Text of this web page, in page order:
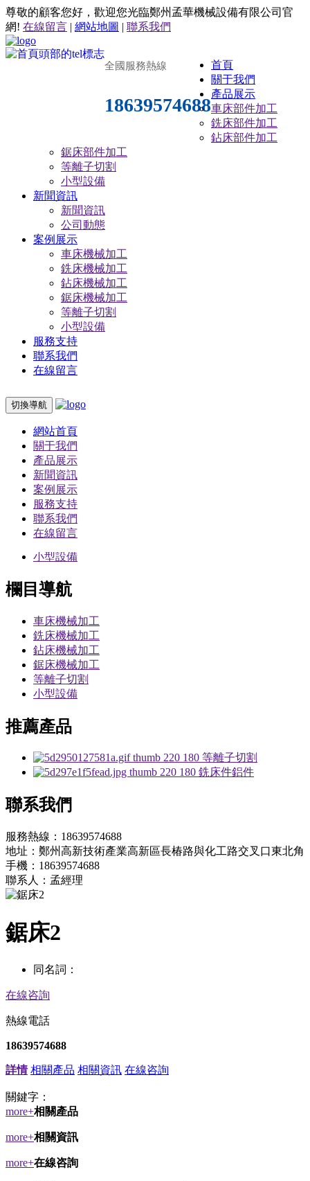
尊敬的顧客您好，歡迎您光臨鄭州孟華機械設備有限公司官
網! 在線留言 | 網站地圖 | 聯系我們
全國服務熱線
18639574688
首頁
關于我們
產品展示
車床部件加工
銑床部件加工
鉆床部件加工
鋸床部件加工
等離子切割
小型設備
新聞資訊
新聞資訊
公司動態
案例展示
車床機械加工
銑床機械加工
鉆床機械加工
鋸床機械加工
等離子切割
小型設備
服務支持
聯系我們
在線留言
切換導航
網站首頁
關于我們
產品展示
新聞資訊
案例展示
服務支持
聯系我們
在線留言
欄目導航
車床機械加工
銑床機械加工
鉆床機械加工
鋸床機械加工
等離子切割
小型設備
欄目導航
車床機械加工
銑床機械加工
鉆床機械加工
鋸床機械加工
等離子切割
小型設備
推薦產品
等離子切割
銑床件鋁件
聯系我們
服務熱線： 18639574688
地址：鄭州高新技術產業高新區長椿路與化工路交叉口東北角
手機：18639574688
聯系人：孟經理
鋸床2
同名詞：
在線咨詢
熱線電話
18639574688
詳情 相關產品 相關資訊 在線咨詢
關鍵字：
more+相關產品
more+相關資訊
more+在線咨詢